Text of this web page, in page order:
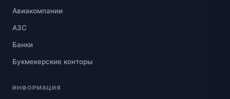
Авиакомпании
АЗС
Банки
Букмекерские конторы
ИНФОРМАЦИЯ